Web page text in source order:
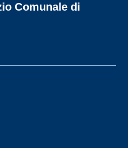
Comunale di